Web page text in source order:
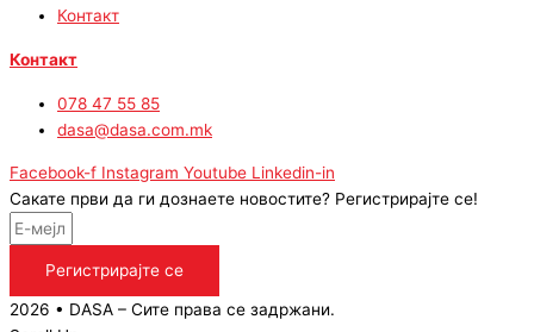
Контакт
Контакт
078 47 55 85
dasa@dasa.com.mk
Facebook-f Instagram Youtube Linkedin-in
Сакате први да ги дознаете новостите? Регистрирајте се!
Регистрирајте се
2026 • DASA – Сите права се задржани.